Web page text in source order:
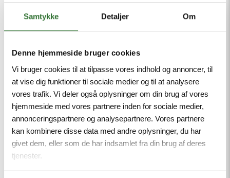
Samtykke Detaljer Om
Denne hjemmeside bruger cookies
Vi bruger cookies til at tilpasse vores indhold og annoncer, til
at vise dig funktioner til sociale medier og til at analysere
vores trafik. Vi deler også oplysninger om din brug af vores
hjemmeside med vores partnere inden for sociale medier,
annonceringspartnere og analysepartnere. Vores partnere
kan kombinere disse data med andre oplysninger, du har
givet dem, eller som de har indsamlet fra din brug af deres
tjenester.
radiation and oils, Flame-retardant (FT2 in
accordance with UL 1581, IEC 60332-2-2), Free from
halogen, silicone, PVC and LABS, Particularly
compliant, Protection class: IP67, IP69K, Male M12,
straight, 5-pin
Mindestbestellmenge: 1
Beschreibung Specifications Dateien